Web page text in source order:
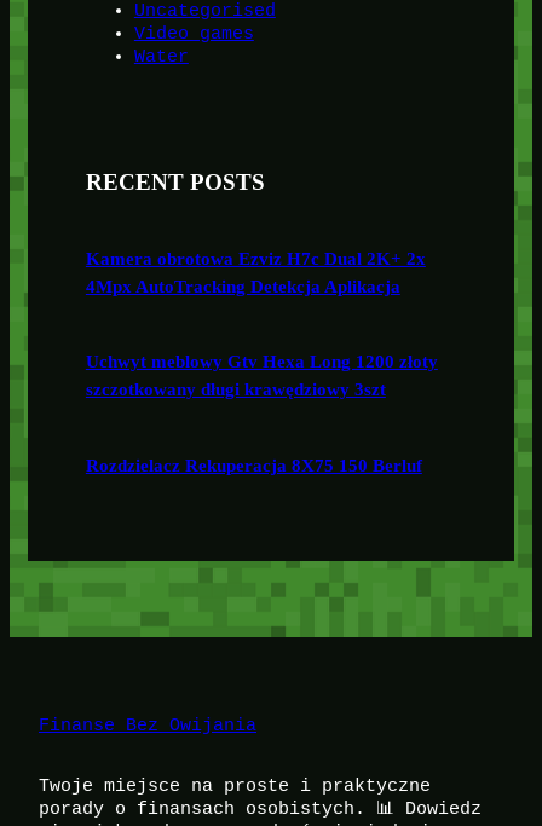
Uncategorised
Video games
Water
RECENT POSTS
Kamera obrotowa Ezviz H7c Dual 2K+ 2x
4Mpx AutoTracking Detekcja Aplikacja
Uchwyt meblowy Gtv Hexa Long 1200 złoty
szczotkowany długi krawędziowy 3szt
Rozdzielacz Rekuperacja 8X75 150 Berluf
Finanse Bez Owijania
Twoje miejsce na proste i praktyczne
porady o finansach osobistych. 📊 Dowiedz